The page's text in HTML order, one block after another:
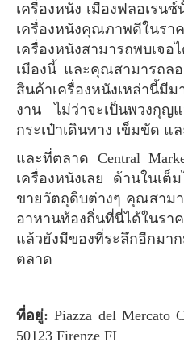
เครื่องหนัง เมืองฟลอเร
เครื่องหนังคุณภาพดีในร
เครื่องหนังสามารถพบเจ
เมืองนี้ และคุณสามารถล
สินค้าเครื่องหนังเหล่านี้มี
งาน ไม่ว่าจะเป็นพวงกุ
กระเป๋าเดินทาง เข็มขัด แ
และที่ตลาด Central Market นั้นตั้งอยู่ติดกันกับตลาด
เครื่องหนังเลย ด้านในเต็
ขายวัตถุดิบต่างๆ คุณสาม
อาหานท้องถิ่นที่นี่ได้ใน
แล้วยังมีของที่ระลึกอีกมา
ตลาด
ที่อยู่:Piazza del Mercato
50123 Firenze FI